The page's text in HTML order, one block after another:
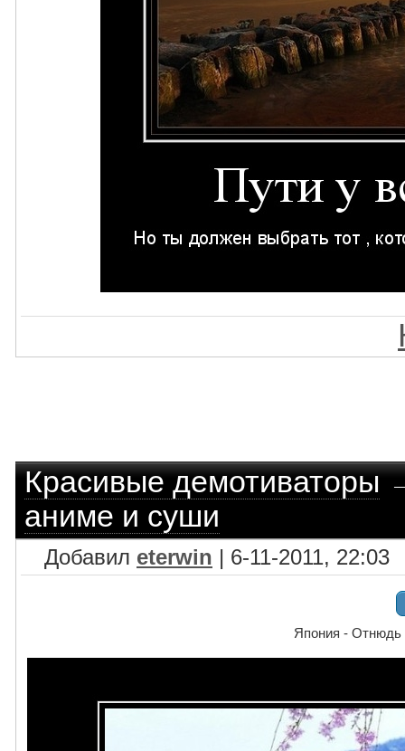
Красивые демотиваторы
аниме и суши
Добавил eterwin | 6-11-2011, 22:03
Япония - Отнюдь